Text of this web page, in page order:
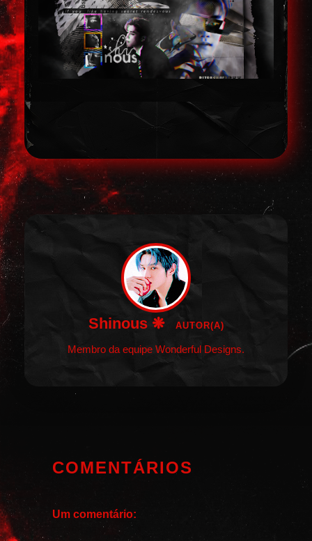
Shinous ❋ AUTOR(A)
Membro da equipe Wonderful Designs.
COMENTÁRIOS
Um comentário: